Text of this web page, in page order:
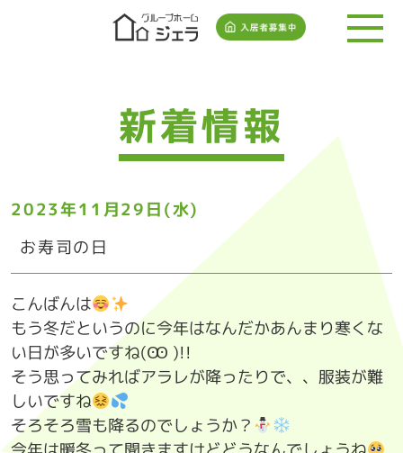
新着情報
2023年11月29日(水)
お寿司の日
こんばんは
もう冬だというのに今年はなんだかあんまり寒くな
い日が多いですね(Ꙭ )!!
そう思ってみればアラレが降ったりで、、服装が難
しいですね
そろそろ雪も降るのでしょうか？